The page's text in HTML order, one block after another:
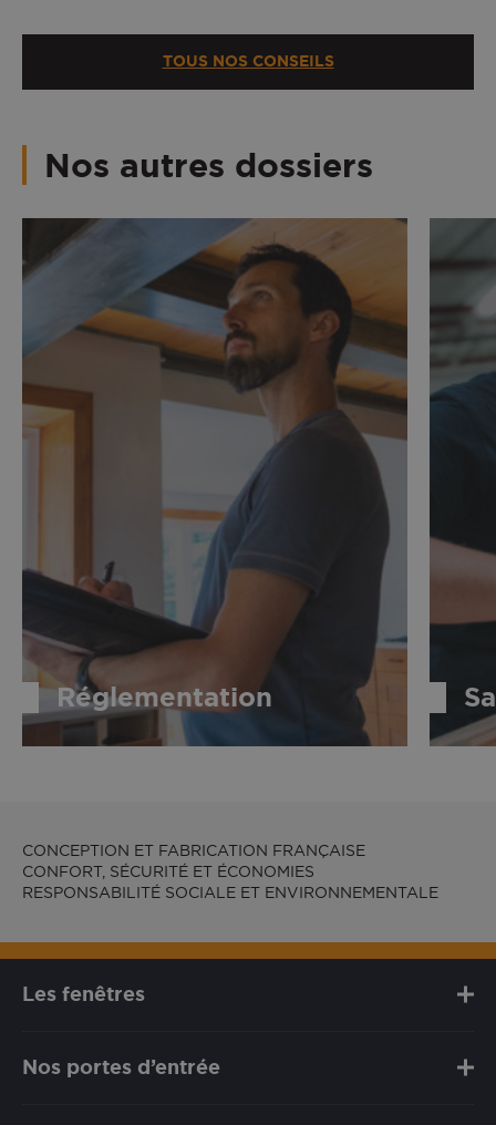
TOUS NOS CONSEILS
Nos autres dossiers
Réglementation
CONCEPTION ET FABRICATION FRANÇAISE
CONFORT, SÉCURITÉ ET ÉCONOMIES
RESPONSABILITÉ SOCIALE ET ENVIRONNEMENTALE
Les fenêtres
Nos portes d’entrée